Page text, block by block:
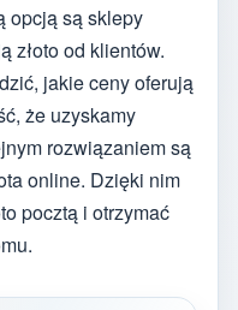
opcją są sklepy
złoto od klientów.
jakie ceny oferują
że uzyskamy
rozwiązaniem są
online. Dzięki nim
pocztą i otrzymać